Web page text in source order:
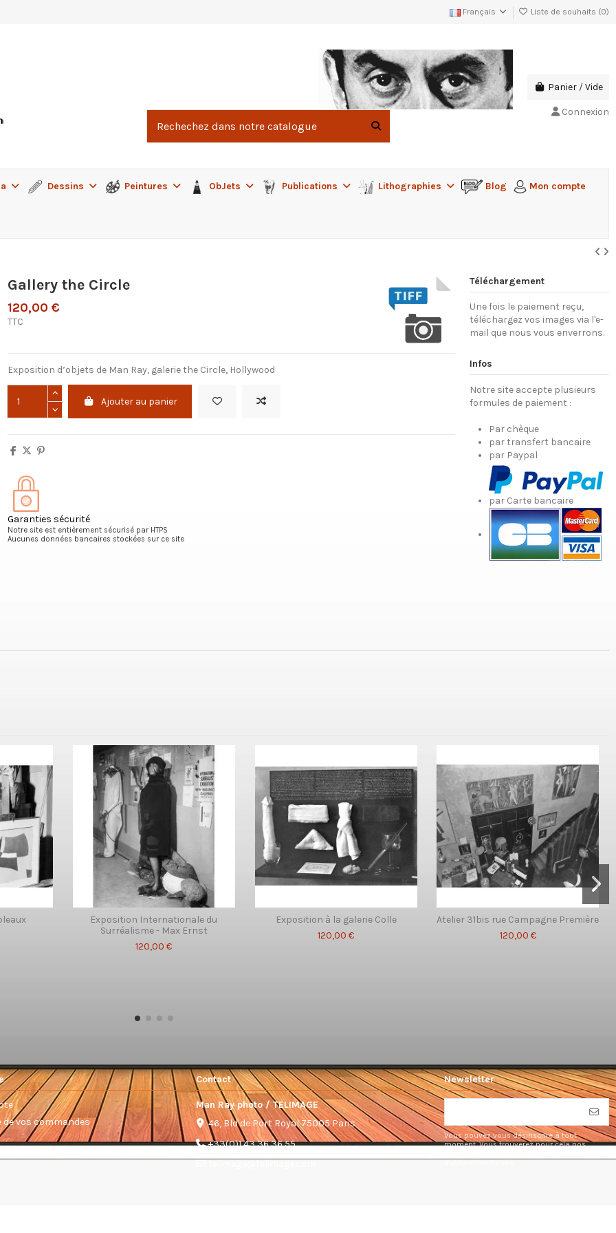
Français Liste de souhaits (0)
Panier /Vide
Connexion
Dessins Peintures ObJets Publications Lithographies Blog Mon compte
Gallery the Circle
120,00 €
TTC
Exposition d’objets de Man Ray, galerie the Circle, Hollywood
Ajouter au panier
Garanties sécurité
Notre site est entièrement sécurisé par HTPS
Aucunes données bancaires stockées sur ce site
Téléchargement
Une fois le paiement reçu,
téléchargez vos images via l'e-
mail que nous vous enverrons.
Infos
Notre site accepte plusieurs
formules de paiement :
Par chèque
par transfert bancaire
par Paypal
par Carte bancaire
Exposition Internationale du
Surréalisme - Max Ernst
120,00 €
Exposition à la galerie Colle
120,00 €
Atelier 31bis rue Campagne Première
120,00 €
de vos commandes
Contact
Man Ray photo / TELIMAGE
46, Bld de Port Royal 75005 Paris
+33(0)1 43 36 36 55
Newsletter
Vous pouvez vous désinscrire à tout
moment. Vous trouverez pour cela nos
d'utilisation du site.